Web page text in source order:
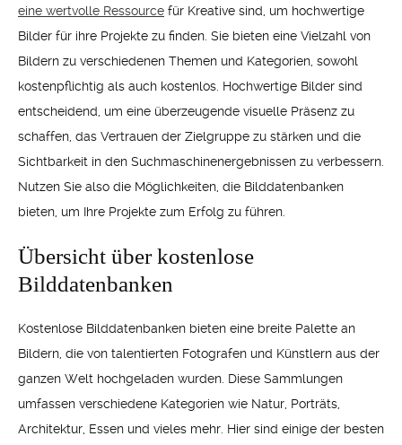
eine wertvolle Ressource für Kreative sind, um hochwertige
Bilder für ihre Projekte zu finden. Sie bieten eine Vielzahl von
Bildern zu verschiedenen Themen und Kategorien, sowohl
kostenpflichtig als auch kostenlos. Hochwertige Bilder sind
entscheidend, um eine überzeugende visuelle Präsenz zu
schaffen, das Vertrauen der Zielgruppe zu stärken und die
Sichtbarkeit in den Suchmaschinenergebnissen zu verbessern.
Nutzen Sie also die Möglichkeiten, die Bilddatenbanken
bieten, um Ihre Projekte zum Erfolg zu führen.
Übersicht über kostenlose
Bilddatenbanken
Kostenlose Bilddatenbanken bieten eine breite Palette an
Bildern, die von talentierten Fotografen und Künstlern aus der
ganzen Welt hochgeladen wurden. Diese Sammlungen
umfassen verschiedene Kategorien wie Natur, Porträts,
Architektur, Essen und vieles mehr. Hier sind einige der besten